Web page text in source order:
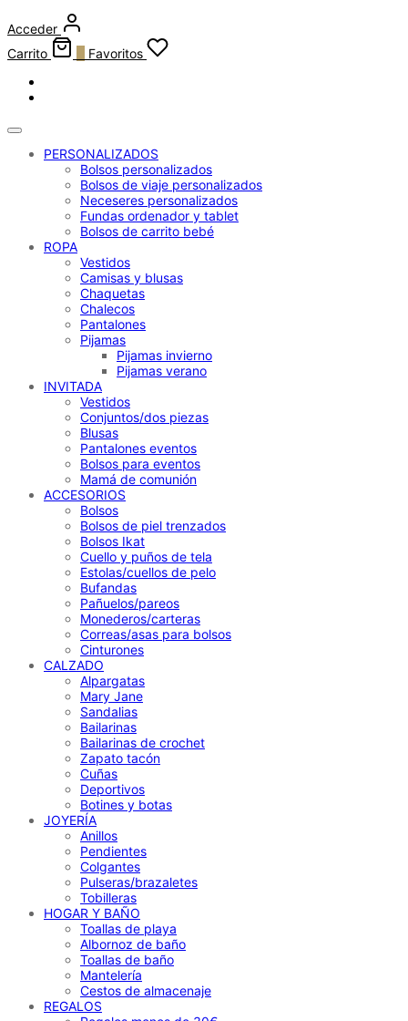
Acceder
Carrito
Favoritos
PERSONALIZADOS
Bolsos personalizados
Bolsos de viaje personalizados
Neceseres personalizados
Fundas ordenador y tablet
Bolsos de carrito bebé
ROPA
Vestidos
Camisas y blusas
Chaquetas
Chalecos
Pantalones
Pijamas
Pijamas invierno
Pijamas verano
INVITADA
Vestidos
Conjuntos/dos piezas
Blusas
Pantalones eventos
Bolsos para eventos
Mamá de comunión
ACCESORIOS
Bolsos
Bolsos de piel trenzados
Bolsos Ikat
Cuello y puños de tela
Estolas/cuellos de pelo
Bufandas
Pañuelos/pareos
Monederos/carteras
Correas/asas para bolsos
Cinturones
CALZADO
Alpargatas
Mary Jane
Sandalias
Bailarinas
Bailarinas de crochet
Zapato tacón
Cuñas
Deportivos
Botines y botas
JOYERÍA
Anillos
Pendientes
Colgantes
Pulseras/brazaletes
Tobilleras
HOGAR Y BAÑO
Toallas de playa
Albornoz de baño
Toallas de baño
Mantelería
Cestos de almacenaje
REGALOS